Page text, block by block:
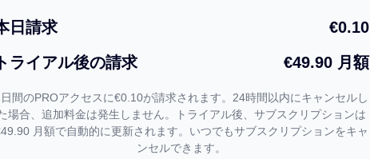
日請求
€0.10
トライアル後の請求
€49.90 月額
間のPROアクセスに€0.10が請求されます。24時間以内にキャンセルし
場合、追加料金は発生しません。トライアル後、サブスクリプションは
月額で自動的に更新されます。いつでもサブスクリプションをキャ
ンセルできます。